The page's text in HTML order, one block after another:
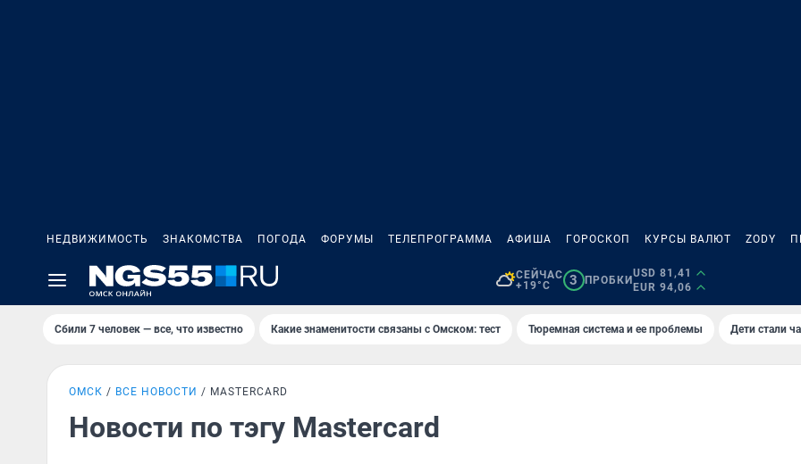
НЕДВИЖИМОСТЬ ЗНАКОМСТВА ПОГОДА ФОРУМЫ ТЕЛЕПРОГРАММА АФИША ГОРОСКОП КУРСЫ ВАЛЮТ ZODY
СЕЙЧАС
+19°C
3 ПРОБКИ
USD 81,41
EUR 94,06
Сбили 7 человек — все, что известно Какие знаменитости связаны с Омском: тест Тюремная система и ее проблемы Дети стали
ОМСК ВСЕ НОВОСТИ MASTERCARD
Новости по тэгу Mastercard